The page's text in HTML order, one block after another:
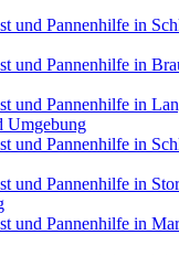
und Pannenhilfe in
und Pannenhilfe in
und Pannenhilfe in
Umgebung
und Pannenhilfe in
und Pannenhilfe in
und Pannenhilfe in